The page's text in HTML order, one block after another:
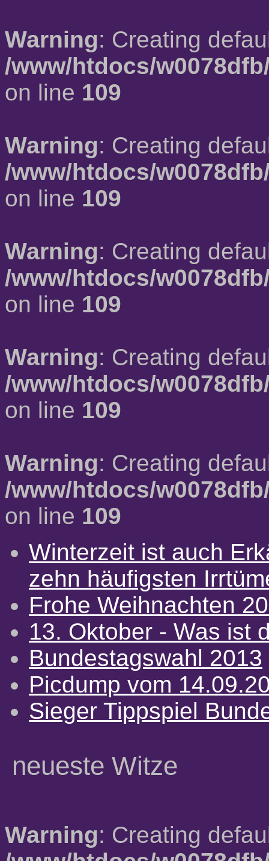
Warning: Creating
/www/htdocs/
on line 109
Warning: Creating
/www/htdocs/
on line 109
Warning: Creating
/www/htdocs/
on line 109
Warning: Creating
/www/htdocs/
on line 109
Warning: Creating
/www/htdocs/
on line 109
Winterzeit ist auch
zehn häufigsten
Frohe Weihnachten
13. Oktober - Was ist
Bundestagswahl 2013
Picdump vom
Sieger Tippspiel
neueste Witze
Warning: Creating